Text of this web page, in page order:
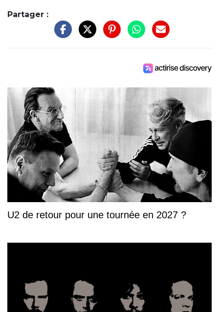
Partager :
U2 de retour pour une tournée en 2027 ?